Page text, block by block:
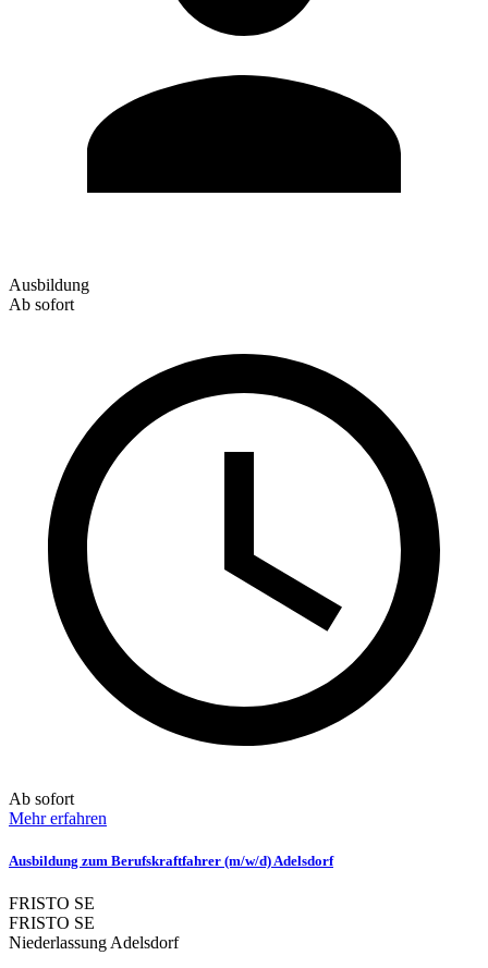
Ausbildung
Ab sofort
Ab sofort
Mehr erfahren
Ausbildung zum Berufskraftfahrer (m/w/d) Adelsdorf
FRISTO SE
FRISTO SE
Niederlassung Adelsdorf